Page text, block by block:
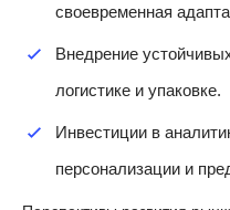
своевременная
Внедрение
логистике и упаковке.
Инвестиции в
персонализации и